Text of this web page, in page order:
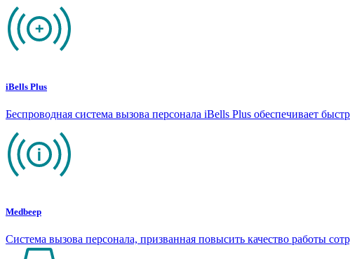
iBells Plus
Беспроводная система вызова персонала iBells Plus обеспечивает
Medbeep
Система вызова персонала, призванная повысить качество работы